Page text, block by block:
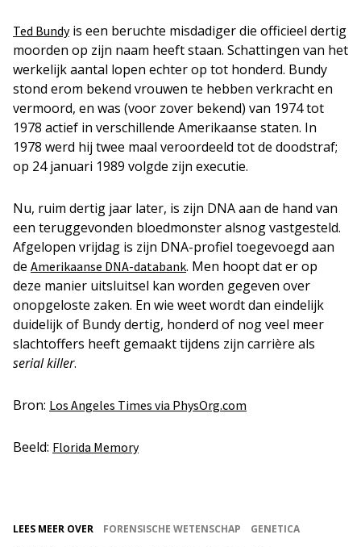
Ted Bundyis een beruchte misdadiger die officieel dertig
moorden op zijn naam heeft staan. Schattingen van het
werkelijk aantal lopen echter op tot honderd. Bundy
stond erom bekend vrouwen te hebben verkracht en
vermoord, en was (voor zover bekend) van 1974 tot
1978 actief in verschillende Amerikaanse staten. In
1978 werd hij twee maal veroordeeld tot de doodstraf;
op 24 januari 1989 volgde zijn executie.
Nu, ruim dertig jaar later, is zijn DNA aan de hand van
een teruggevonden bloedmonster alsnog vastgesteld.
Afgelopen vrijdag is zijn DNA-profiel toegevoegd aan
de Amerikaanse DNA-databank. Men hoopt dat er op
deze manier uitsluitsel kan worden gegeven over
onopgeloste zaken. En wie weet wordt dan eindelijk
duidelijk of Bundy dertig, honderd of nog veel meer
slachtoffers heeft gemaakt tijdens zijn carrière als
serial killer.
Bron: Los Angeles Times via PhysOrg.com
Beeld: Florida Memory
LEES MEER OVER FORENSISCHE WETENSCHAP
GENETICA